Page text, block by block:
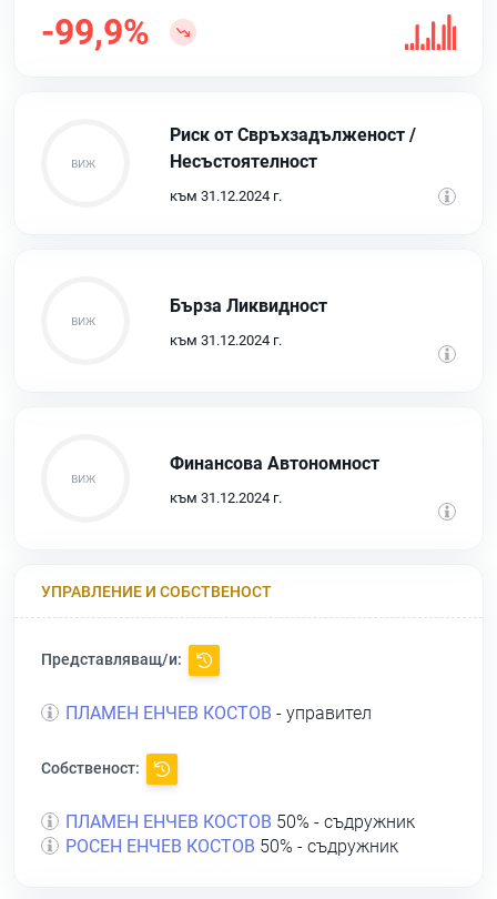
-99,9%
Риск от Свръхзадълженост /
Несъстоятелност
към 31.12.2024 г.
Бърза Ликвидност
към 31.12.2024 г.
Финансова Автономност
към 31.12.2024 г.
УПРАВЛЕНИЕ И СОБСТВЕНОСТ
Представляващ/и:
ПЛАМЕН ЕНЧЕВ КОСТОВ - управител
Собственост:
ПЛАМЕН ЕНЧЕВ КОСТОВ 50% - съдружник
РОСЕН ЕНЧЕВ КОСТОВ 50% - съдружник